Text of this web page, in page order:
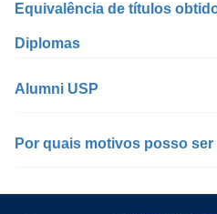
Equivalência de títulos
Diplomas
Alumni USP
Por quais motivos posso